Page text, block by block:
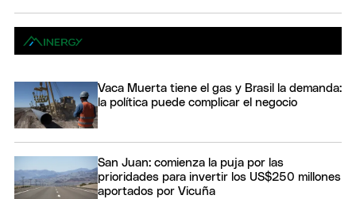
Vaca Muerta tiene el gas y Brasil la demanda:
la política puede complicar el negocio
San Juan: comienza la puja por las
prioridades para invertir los US$250 millones
aportados por Vicuña